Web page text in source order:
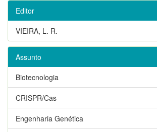
Editor
VIEIRA, L. R.
Assunto
Biotecnologia
CRISPR/Cas
Engenharia Genética